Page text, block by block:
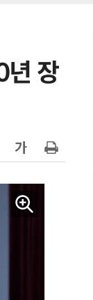
년 장
2배 급증…2
포석
드서 2관왕
'…셀은 웃
체비가 찻값
용 체계 시